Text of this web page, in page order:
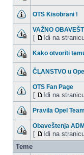
OTS Kisobrani !
VAŽNO
[ Idi na
Kako otvoriti
ČLANSTVO u
OTS Fan Page
[ Idi na
Pravila Opel
Obaveštenja
[ Idi na
Teme